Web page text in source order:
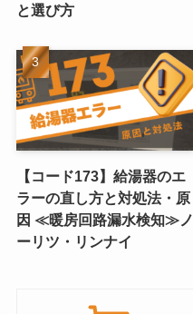
と選び方
【コード173】給湯器のエ
ラーの直し方と対処法・原
因 ≪暖房回路漏水検知≫ノ
ーリツ・リンナイ